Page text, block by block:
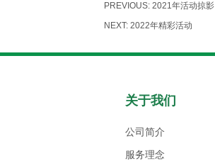
PREVIOUS: 2021年活动掠影
NEXT: 2022年精彩活动
关于我们
公司简介
服务理念